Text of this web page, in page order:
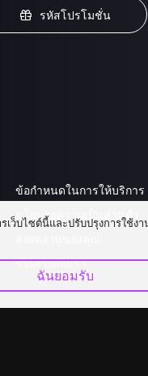
รหัสโปรโมชั่น
ข้อกำหนดในการให้บริการ
นโยบายความเป็นส่วนตัว
ร่วมงานกับเรา
เว็บไซต์นี้และปรับปรุงการใช้ง
ฉันยอมรับ